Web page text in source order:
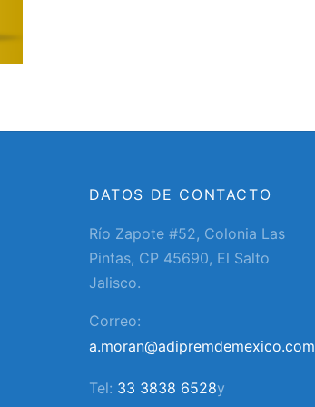
DATOS DE CONTACTO
Río Zapote #52, Colonia Las
Pintas, CP 45690, El Salto
Jalisco.
Correo:
a.moran@adipremdemexico.com
Tel: 33 3838 6528y